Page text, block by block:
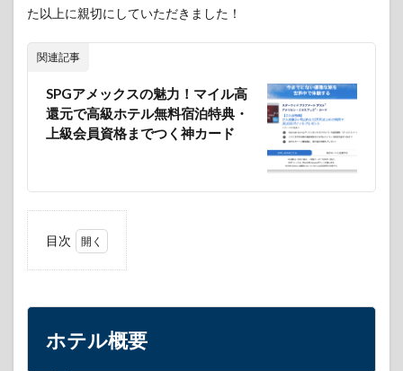
た以上に親切にしていただきました！
関連記事
SPGアメックスの魅力！マイル高
還元で高級ホテル無料宿泊特典・
上級会員資格までつく神カード
目次
2
ホテル概要